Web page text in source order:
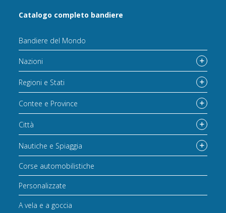
Catalogo completo bandiere
Bandiere del Mondo
Nazioni
Regioni e Stati
Contee e Province
Città
Nautiche e Spiaggia
Corse automobilistiche
Personalizzate
A vela e a goccia